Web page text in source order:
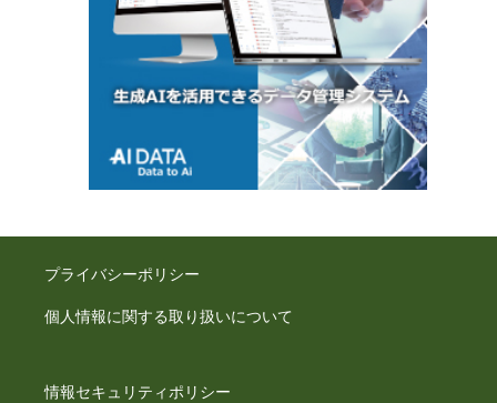
プライバシーポリシー
個人情報に関する取り扱いについて
情報セキュリティポリシー